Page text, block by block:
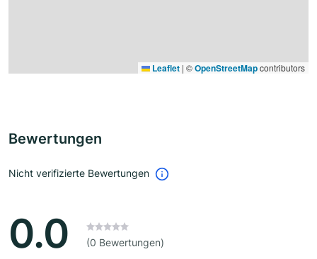
Leaflet | ©OpenStreetMapcontributors
Bewertungen
Nicht verifizierte Bewertungen
0.0 (0 Bewertungen)